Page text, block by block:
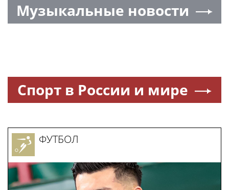
Музыкальные новости
Спорт в России и мире
ФУТБОЛ